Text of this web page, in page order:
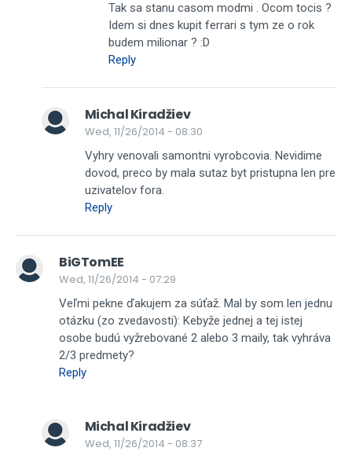
Tak sa stanu casom modmi . Ocom tocis ?
Idem si dnes kupit ferrari s tym ze o rok
budem milionar ? :D
Reply
Michal Kiradžiev
Wed, 11/26/2014 - 08:30
Vyhry venovali samontni vyrobcovia. Nevidime
dovod, preco by mala sutaz byt pristupna len pre
uzivatelov fora.
Reply
BiGTomEE
Wed, 11/26/2014 - 07:29
Veľmi pekne ďakujem za súťaž. Mal by som len jednu
otázku (zo zvedavosti): Kebyže jednej a tej istej
osobe budú vyžrebované 2 alebo 3 maily, tak vyhráva
2/3 predmety?
Reply
Michal Kiradžiev
Wed, 11/26/2014 - 08:37